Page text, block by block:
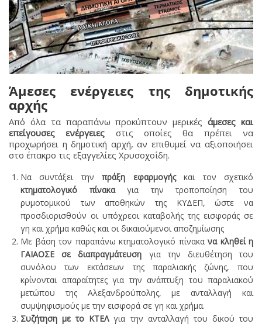
Άμεσες ενέργειες της δημοτικής
αρχής
Από όλα τα παραπάνω προκύπτουν μερικέςάμεσες και
επείγουσες ενέργειες στις οποίες θα πρέπει να
προχωρήσει η δημοτική αρχή, αν επιθυμεί να αξιοποιήσει
στο έπακρο τις εξαγγελίες Χρυσοχοΐδη.
Να συντάξει τηνπράξη εφαρμογήςκαι τον σχετικό
κτηματολογικό πίνακαγια την τροποποίηση του
ρυμοτομικού των αποθηκών της ΚΥΔΕΠ, ώστε να
προσδιορισθούν οι υπόχρεοι καταβολής της εισφοράς σε
γη και χρήμα καθώς και οι δικαιούμενοι αποζημίωσης
Με βάση τον παραπάνω κτηματολογικό πίνακα να κληθεί η
ΓΑΙAOΣΕ σε διαπραγμάτευση για την διευθέτηση του
συνόλου των εκτάσεων της παραλιακής ζώνης, που
κρίνονται απαραίτητες για την ανάπτυξη του παραλιακού
μετώπου της Αλεξανδρούπολης, με ανταλλαγή και
συμψηφισμούς με την εισφορά σε γη και χρήμα.
Συζήτηση με το ΚΤΕΛγια την ανταλλαγή του δικού του